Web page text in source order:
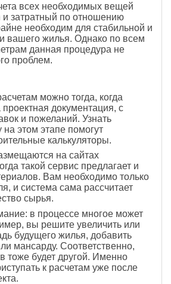
всех необходимых вещей
и затратный по отношению
необходим для стабильной и
вашего жилья. Однако по всем
данная процедура не
проблем.
можно тогда, когда
документация, с
и пожеланий. Узнать
этом этапе помогут
калькуляторы.
на сайтах
такой сервис предлагает и
Вам необходимо только
и система сама рассчитает
сырья.
в процессе многое может
вы решите увеличить или
будущего жилья, добавить
мансарду. Соответственно,
тоже будет другой. Именно
к расчетам уже после